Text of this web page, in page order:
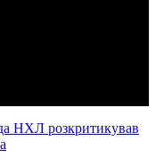
НХЛ розкритикував